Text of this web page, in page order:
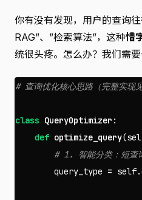
你有没有发现，用户的查询
RAG”、”检索算法”，这种惜
统很头疼。怎么办？我们需要
class QueryOptimizer :
def optimize_query(
query_type = self.